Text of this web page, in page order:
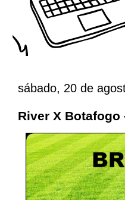
sábado, 20 de
River X